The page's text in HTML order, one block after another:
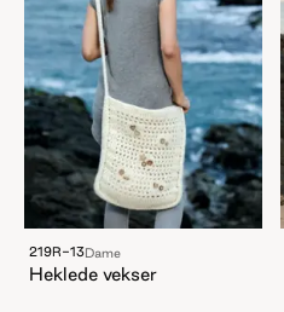
219R-13Dame
Heklede vekser